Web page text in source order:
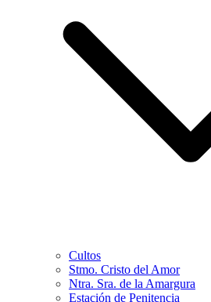
Cultos
Stmo. Cristo del Amor
Ntra. Sra. de la Amargura
Estación de Penitencia